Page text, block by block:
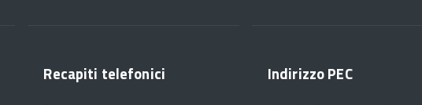
Recapiti telefonici Indirizzo PEC